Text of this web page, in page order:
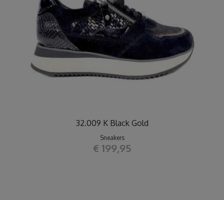
32.009 K Black Gold
Sneakers
€ 199,95